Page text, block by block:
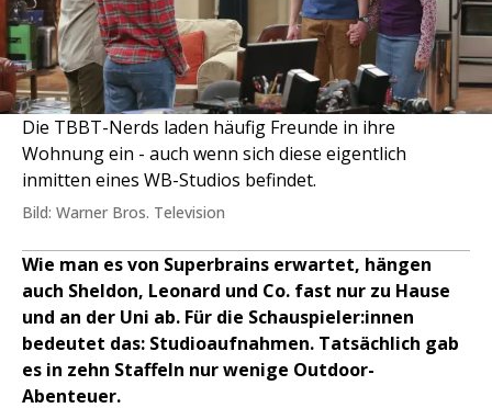
Die TBBT-Nerds laden häufig Freunde in ihre
Wohnung ein - auch wenn sich diese eigentlich
inmitten eines WB-Studios befindet.
Bild: Warner Bros. Television
Wie man es von Superbrains erwartet, hängen
auch Sheldon, Leonard und Co. fast nur zu Hause
und an der Uni ab. Für die Schauspieler:innen
bedeutet das: Studioaufnahmen. Tatsächlich gab
es in zehn Staffeln nur wenige Outdoor-
Abenteuer.